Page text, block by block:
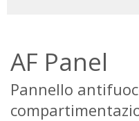
AF Panel
Pannello